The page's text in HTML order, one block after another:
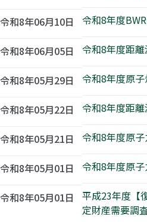
令和8年06月10日 令和8年度
令和8年06月05日 令和8年度距
令和8年05月29日 令和8年度原
令和8年05月22日 令和8年度距
令和8年05月21日 令和8年度原
令和8年05月01日 令和8年度原
令和8年05月01日
平成23年度【
定財産需要調